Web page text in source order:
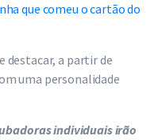
que comeu o cartão do
destacar, a partir de
uma personalidade
individuais irão